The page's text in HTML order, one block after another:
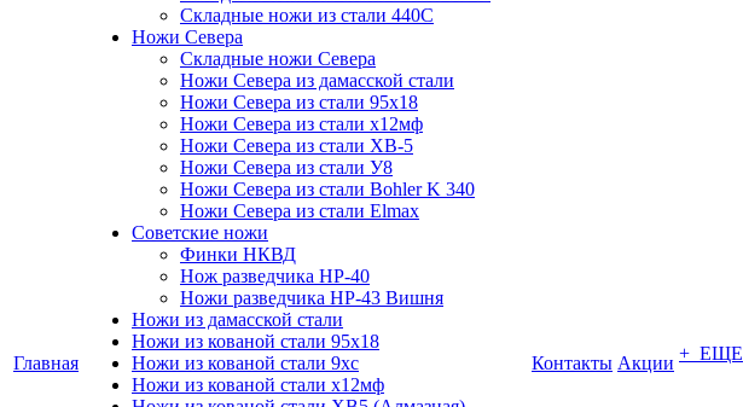
Главная
Складные ножи из стали 440С
Ножи Севера
Складные ножи Севера
Ножи Севера из дамасской стали
Ножи Севера из стали 95х18
Ножи Севера из стали х12мф
Ножи Севера из стали ХВ-5
Ножи Севера из стали У8
Ножи Севера из стали Bohler K 340
Ножи Севера из стали Elmax
Советские ножи
Финки НКВД
Нож разведчика НР-40
Ножи разведчика НР-43 Вишня
Ножи из дамасской стали
Ножи из кованой стали 95х18
Ножи из кованой стали 9хс
Ножи из кованой стали х12мф
Контакты Акции + ЕЩЕ